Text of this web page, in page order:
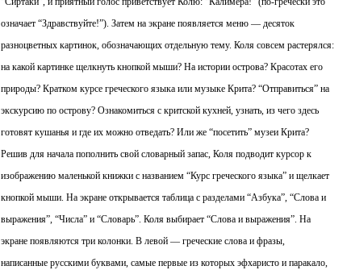
означает “Здравствуйте!”). Затем на экране появляется меню — десяток
разноцветных картинок, обозначающих отдельную тему. Коля совсем растерялся:
на какой картинке щелкнуть кнопкой мыши? На истории острова? Красотах его
природы? Кратком курсе греческого языка или музыке Крита? “Отправиться” на
экскурсию по острову? Ознакомиться с критской кухней, узнать, из чего здесь
готовят кушанья и где их можно отведать? Или же “посетить” музеи Крита?
Решив для начала пополнить свой словарный запас, Коля подводит курсор к
изображению маленькой книжки с названием “Курс греческого языка” и щелкает
кнопкой мыши. На экране открывается таблица с разделами “Азбука”, “Слова и
выражения”, “Числа” и “Словарь”. Коля выбирает “Слова и выражения”. На
экране появляются три колонки. В левой — греческие слова и фразы,
написанные русскими буквами, самые первые из которых эфхаристо и паракало,